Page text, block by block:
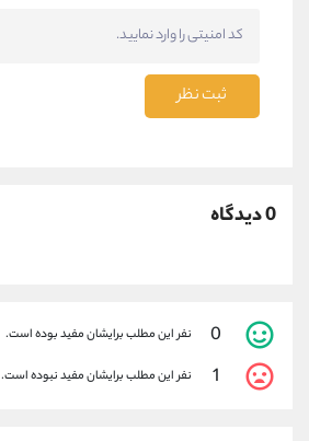
ثبت نظر
0 دیدگاه
0 نفر این مطلب برایشان مفید بوده است.
1 نفر این مطلب برایشان مفید نبوده است.